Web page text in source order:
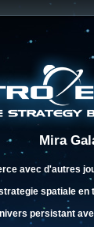
Mira
avec d'autres
spatiale
persistant